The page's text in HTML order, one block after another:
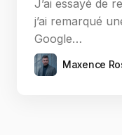
J’ai essayé de
j’ai remarqué
Google…
Maxence